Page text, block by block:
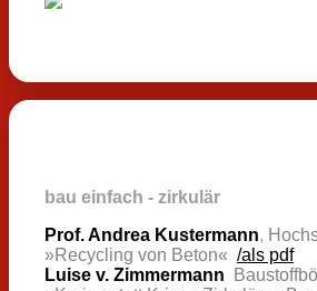
bau einfach - zirkulär
Prof. Andrea Kustermann,
»Recycling von Beton« /als pdf
Luise v. Zimmermann